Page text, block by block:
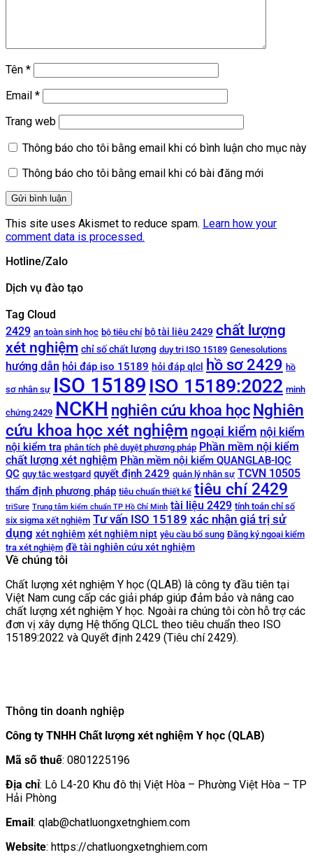
Tên *
Email *
Trang web
Thông báo cho tôi bằng email khi có bình luận cho mục này
Thông báo cho tôi bằng email khi có bài đăng mới
This site uses Akismet to reduce spam. Learn how your
comment data is processed.
Hotline/Zalo
Dịch vụ đào tạo
Tag Cloud
2429 an toàn sinh học bộ tiêu chí bộ tài liệu 2429 chất lượng
xét nghiệm chỉ số chất lượng duy tri ISO 15189 Genesolutions
hướng dẫn hỏi đáp iso 15189 hỏi đáp qlcl hồ sơ 2429 hồ
sơ nhân sự ISO 15189 ISO 15189:2022 minh
chứng 2429 NCKH nghiên cứu khoa học Nghiên
cứu khoa học xét nghiệm ngoại kiểm nội kiểm
nội kiểm tra phân tích phê duyệt phương pháp Phần mềm nội kiểm
chất lượng xét nghiệm Phần mềm nội kiểm QUANGLAB-IQC
QC quy tắc westgard quyết định 2429 quản lý nhân sự TCVN 10505
thẩm định phương pháp tiêu chuẩn thiết kế tiêu chí 2429
triSure Trung tâm kiểm chuẩn TP Hồ Chí Minh tài liệu 2429 tính toán chỉ số
six sigma xết nghiệm Tư vấn ISO 15189 xác nhận giá trị sử
dụng xét nghiệm xét nghiệm nipt yêu cầu bổ sung Đăng ký ngoại kiểm
tra xét nghiệm đề tài nghiên cứu xét nghiệm
Về chúng tôi
Chất lượng xét nghiệm Y học (QLAB) là công ty đầu tiên tại
Việt Nam cung cấp các giải pháp giúp đảm bảo và nâng cao
chất lượng xét nghiệm Y học. Ngoài ra chúng tôi còn hỗ trợ các
đơn vị xây dựng Hệ thống QLCL theo tiêu chuẩn theo ISO
15189:2022 và Quyết định 2429 (Tiêu chí 2429).
Thông tin doanh nghiệp
Công ty TNHH Chất lượng xét nghiệm Y học (QLAB)
Mã số thuế: 0801225196
Địa chỉ: Lô L4-20 Khu đô thị Việt Hòa – Phường Việt Hòa – TP
Hải Phòng
Email: qlab@chatluongxetnghiem.com
Website: https://chatluongxetnghiem.com